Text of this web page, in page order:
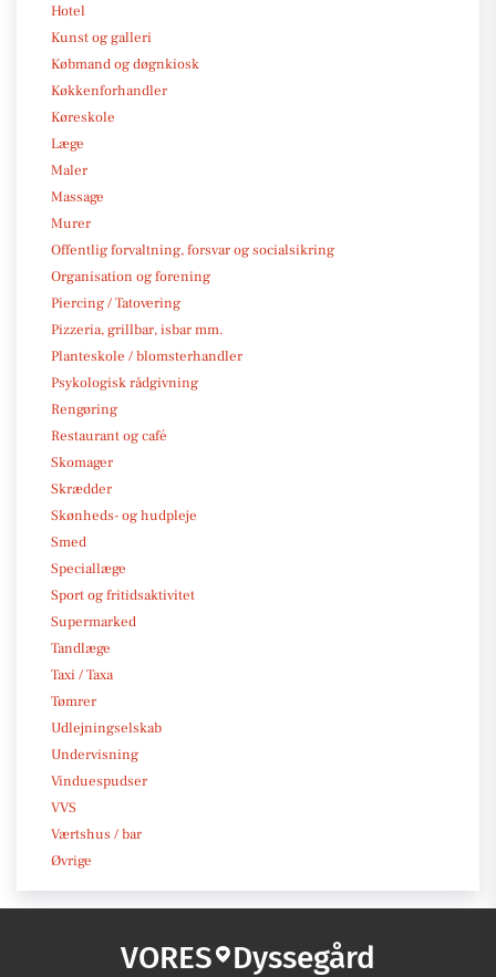
Hotel
Kunst og galleri
Købmand og døgnkiosk
Køkkenforhandler
Køreskole
Læge
Maler
Massage
Murer
Offentlig forvaltning, forsvar og socialsikring
Organisation og forening
Piercing / Tatovering
Pizzeria, grillbar, isbar mm.
Planteskole / blomsterhandler
Psykologisk rådgivning
Rengøring
Restaurant og café
Skomager
Skrædder
Skønheds- og hudpleje
Smed
Speciallæge
Sport og fritidsaktivitet
Supermarked
Tandlæge
Taxi / Taxa
Tømrer
Udlejningselskab
Undervisning
Vinduespudser
VVS
Værtshus / bar
Øvrige
VORES Dyssegård